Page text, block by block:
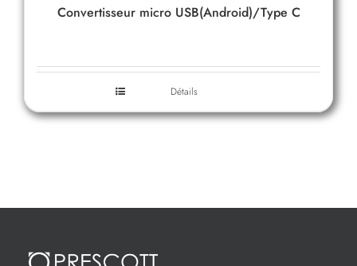
Convertisseur micro USB(Android)/Type C
Détails